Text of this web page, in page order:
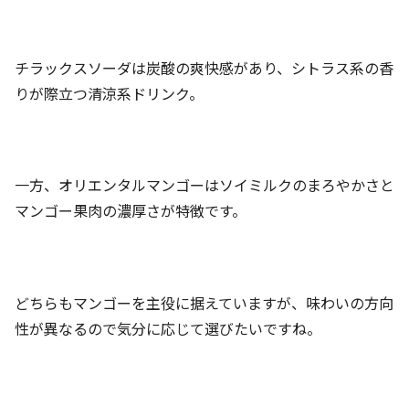
チラックスソーダは炭酸の爽快感があり、シトラス系の香
りが際立つ清涼系ドリンク。
一方、オリエンタルマンゴーはソイミルクのまろやかさと
マンゴー果肉の濃厚さが特徴です。
どちらもマンゴーを主役に据えていますが、味わいの方向
性が異なるので気分に応じて選びたいですね。